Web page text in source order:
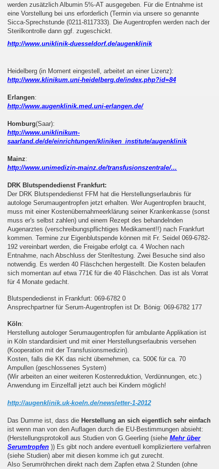
werden zusätzlich Albumin 5%-AT ausgegeben. Für die Entnahme ist
eine Vorstellung bei uns erforderlich (Termin via unsere so genannte
Sicca-Sprechstunde (0211-8117333). Die Augentropfen werden nach der
Sterilkontrolle dann ggf. zugeschickt.
http://www.uniklinik-duesseldorf.de/augenklinik
Heidelberg (in Moment eingestell, arbeitet an einer Lizenz):
http://www.klinikum.uni-heidelberg.de/index.php?id=84
Erlangen:
http://www.augenklinik.med.uni-erlangen.de/
Homburg(Saar):
http://www.uniklinikum-
saarland.de/de/einrichtungen/kliniken_institute/augenklinik
Mainz:
http://www.unimedizin-mainz.de/transfusionszentrale/...
DRK Blutspendedienst Frankfurt:
Der DRK Blutspendedienst FFM hat die Herstellungserlaubnis für
autologe Serumaugentropfen jetzt erhalten. Wer Augentropfen braucht,
muss mit einer Kostenübernahmeerklärung seiner Krankenkasse (sonst
muss er's selbst zahlen) und einem Rezept des behandelnden
Augenarztes (verschreibungspflichtiges Medikament!!) nach Frankfurt
kommen. Termine zur Eigenblutspende können mit Fr. Seidel 069-6782-
192 vereinbart werden, die Freigabe erfolgt ca. 4 Wochen nach
Entnahme, nach Abschluss der Steriltestung. Zwei Besuche sind also
notwendig. Es werden 40 Fläschchen hergestellt. Die Kosten belaufen
sich momentan auf etwa 771€ für die 40 Fläschchen. Das ist als Vorrat
für 4 Monate gedacht.
Blutspendedienst in Frankfurt: 069-6782 0
Ansprechpartner für Serum-Augentropfen ist Dr. Bönig: 069-6782 177
Köln:
Herstellung autologer Serumaugentropfen für ambulante Applikation ist
in Köln standardisiert und mit einer Herstellungserlaubnis versehen
(Kooperation mit der Transfusionsmedizin).
Kosten, falls die KK das nicht übernehmen, ca. 500€ für ca. 70
Ampullen (geschlossenes System)
(Wir arbeiten an einer weiteren Kostenreduktion, Verdünnungen, etc.)
Anwendung im Einzelfall jetzt auch bei Kindern möglich!
http://augenklinik.uk-koeln.de/newsletter-1-2012
Das Dumme ist, dass die Herstellung an sich eigentlich sehr einfach
ist wenn man von den Auflagen durch die EU-Bestimmungen absieht:
(Herstellungsprotokoll aus Studien von G.Geerling (siehe Mehr über
Serumtropfen )) Es gibt noch andere eventuell kompliziertere verfahren
(siehe Studien) aber mit diesen komme ich gut zurecht.
Also Serumröhrchen direkt nach dem Zapfen etwa 2 Stunden (ohne